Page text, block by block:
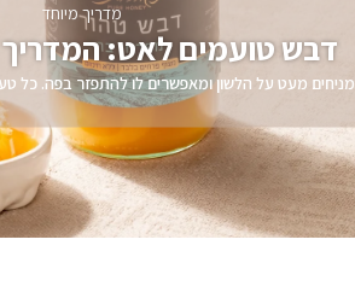
מדריך מיוחד
דבש טועמים לאט:
מניחים מעט על הלשון ומאפשרים לו להתפזר בפה. כל